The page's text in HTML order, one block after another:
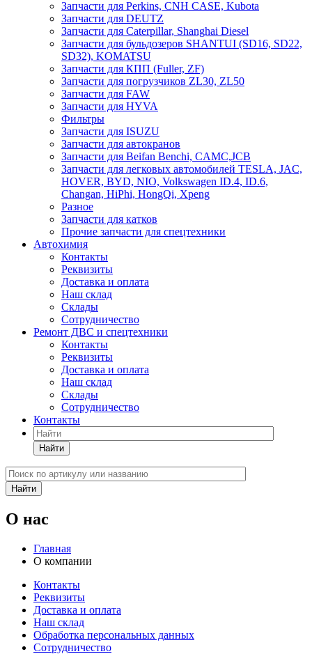
Запчасти для Perkins, CNH CASE, Kubota
Запчасти для DEUTZ
Запчасти для Caterpillar, Shanghai Diesel
Запчасти для бульдозеров SHANTUI (SD16, SD22,
SD32), KOMATSU
Запчасти для КПП (Fuller, ZF)
Запчасти для погрузчиков ZL30, ZL50
Запчасти для FAW
Запчасти для HYVA
Фильтры
Запчасти для ISUZU
Запчасти для автокранов
Запчасти для Beifan Benchi, CAMC,JCB
Запчасти для легковых автомобилей TESLA, JAC,
HOVER, BYD, NIO, Volkswagen ID.4, ID.6,
Changan, HiPhi, HongQi, Xpeng
Разное
Запчасти для катков
Прочие запчасти для спецтехники
Автохимия
Контакты
Реквизиты
Доставка и оплата
Наш склад
Склады
Сотрудничество
Ремонт ДВС и спецтехники
Контакты
Реквизиты
Доставка и оплата
Наш склад
Склады
Сотрудничество
Контакты
Найти
Найти
О нас
Главная
О компании
Контакты
Реквизиты
Доставка и оплата
Наш склад
Обработка персональных данных
Сотрудничество